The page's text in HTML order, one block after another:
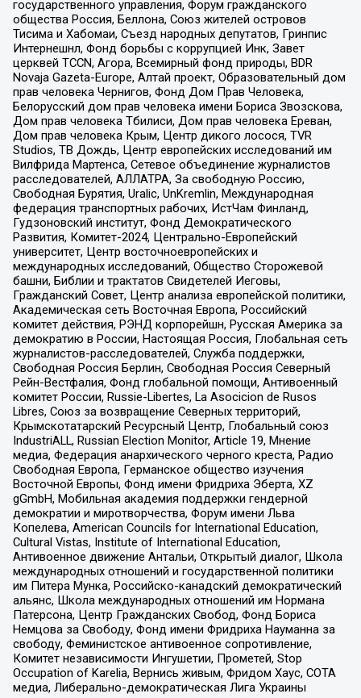
государственного управления, Форум гражданского
общества Россия, Беллона, Союз жителей островов
Тисима и Хабомаи, Съезд народных депутатов, Гринпис
Интернешнл, Фонд борьбы с коррупцией Инк, Завет
церквей TCCN, Агора, Всемирный фонд природы, BDR
Novaja Gazeta-Europe, Алтай проект, Образовательный дом
прав человека Чернигов, Фонд Дом Прав Человека,
Белорусский дом прав человека имени Бориса Звозскова,
Дом прав человека Тбилиси, Дом прав человека Ереван,
Дом прав человека Крым, Центр дикого лосося, TVR
Studios, ТВ Дождь, Центр европейских исследований им
Вилфрида Мартенса, Сетевое объединение журналистов
расследователей, АЛЛАТРА, За свободную Россию,
Свободная Бурятия, Uralic, UnKremlin, Международная
федерация транспортных рабочих, ИстЧам Финланд,
Гудзоновский институт, Фонд Демократического
Развития, Комитет-2024, Центрально-Европейский
университет, Центр восточноевропейских и
международных исследований, Общество Сторожевой
башни, Библии и трактатов Свидетелей Иеговы,
Гражданский Совет, Центр анализа европейской политики,
Академическая сеть Восточная Европа, Российский
комитет действия, РЭНД корпорейшн, Русская Америка за
демократию в России, Настоящая Россия, Глобальная сеть
журналистов-расследователей, Служба поддержки,
Свободная Россия Берлин, Свободная Россия Северный
Рейн-Вестфалия, Фонд глобальной помощи, Антивоенный
комитет России, Russie-Libertes, La Asocicion de Rusos
Libres, Союз за возвращение Северных территорий,
Крымскотатарский Ресурсный Центр, Глобальный союз
IndustriALL, Russian Election Monitor, Article 19, Мнение
медиа, Федерация анархического черного креста, Радио
Свободная Европа, Германское общество изучения
Восточной Европы, Фонд имени Фридриха Эберта, XZ
gGmbH, Мобильная академия поддержки гендерной
демократии и миротворчества, Форум имени Льва
Копелева, American Councils for International Education,
Cultural Vistas, Institute of International Education,
Антивоенное движение Антальи, Открытый диалог, Школа
международных отношений и государственной политики
им Питера Мунка, Российско-канадский демократический
альянс, Школа международных отношений им Нормана
Патерсона, Центр Гражданских Свобод, Фонд Бориса
Немцова за Свободу, Фонд имени Фридриха Науманна за
свободу, Феминистское антивоенное сопротивление,
Комитет независимости Ингушетии, Прометей, Stop
Occupation of Karelia, Вернись живым, Фридом Хаус, СОТА
медиа, Либерально-демократическая Лига Украины